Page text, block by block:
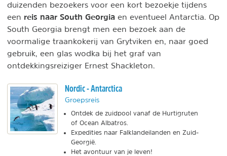
duizenden bezoekers voor een kort bezoekje tijdens
een reis naar South Georgia en eventueel Antarctia. Op
South Georgia brengt men een bezoek aan de
voormalige traankokerij van Grytviken en, naar goed
gebruik, een glas wodka bij het graf van
ontdekkingsreiziger Ernest Shackleton.
Nordic - Antarctica
Groepsreis
Ontdek de zuidpool vanaf de Hurtigruten
of Ocean Albatros.
Expedities naar Falklandeilanden en Zuid-
Georgië.
Het avontuur van je leven!